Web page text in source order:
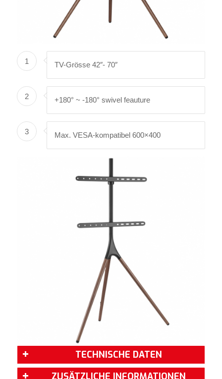
1 TV-Grösse 42″- 70″
2 +180° ~ -180° swivel feauture
3 Max. VESA-kompatibel 600×400
TECHNISCHE DATEN
ZUSÄTZLICHE INFORMATIONEN